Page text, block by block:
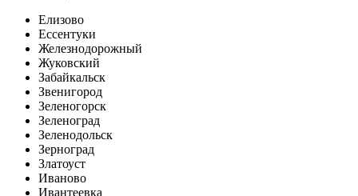
Елизово
Ессентуки
Железнодорожный
Жуковский
Забайкальск
Звенигород
Зеленогорск
Зеленоград
Зеленодольск
Зерноград
Златоуст
Иваново
Ивантеевка